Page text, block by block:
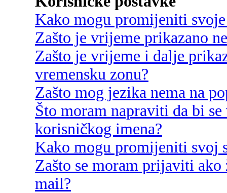
Kako mogu promijeniti svoje
Zašto je vrijeme prikazano
Zašto je vrijeme i dalje
vremensku zonu?
Zašto mog jezika nema na
Što moram napraviti da bi
korisničkog imena?
Kako mogu promijeniti svoj
Zašto se moram prijaviti
mail?